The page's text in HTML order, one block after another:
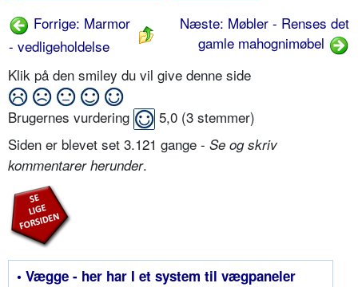
Forrige: Marmor
- vedligeholdelse
Næste: Møbler - Renses det
gamle mahognimøbel
Klik på den smiley du vil give denne side
Brugernes vurdering 5,0 (3 stemmer)
Siden er blevet set 3.121 gange - Se og skriv
kommentarer herunder.
• Vægge - her har I et system til vægpaneler